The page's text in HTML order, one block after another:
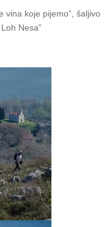
vina koje pijemo”, šaljivo
Nesa”